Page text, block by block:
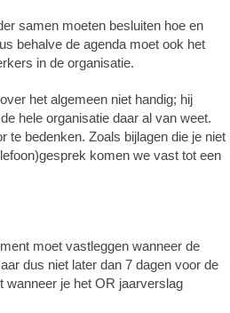
samen moeten besluiten hoe en
behalve de agenda moet ook het
in de organisatie.
het algemeen niet handig; hij
hele organisatie daar al van weet.
te bedenken. Zoals bijlagen die je niet
komen we vast tot een
moet vastleggen wanneer de
dus niet later dan 7 dagen voor de
wanneer je het OR jaarverslag